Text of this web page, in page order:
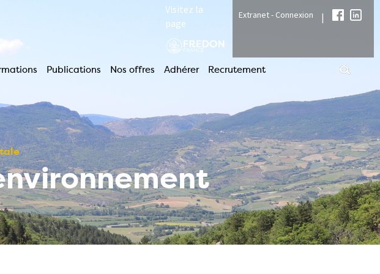
Visitez la
page
Extranet - Connexion |
Publications Nos offres Adhérer Recrutement